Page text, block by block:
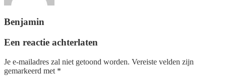
Benjamin
Een reactie achterlaten
Je e-mailadres zal niet getoond worden. Vereiste velden zijn
gemarkeerd met *